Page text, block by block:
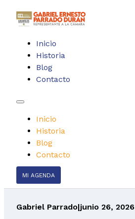
Inicio
Historia
Blog
Contacto
Inicio
Historia
Blog
Contacto
MI AGENDA
Gabriel Parrado|junio 26, 2026